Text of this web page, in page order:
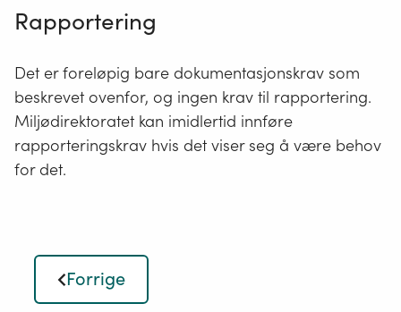
Rapportering
Det er foreløpig bare dokumentasjonskrav som
beskrevet ovenfor, og ingen krav til rapportering.
Miljødirektoratet kan imidlertid innføre
rapporteringskrav hvis det viser seg å være behov
for det.
Forrige